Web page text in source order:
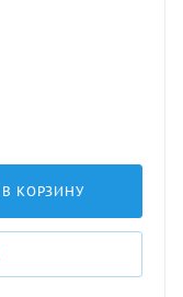
В КОРЗИНУ